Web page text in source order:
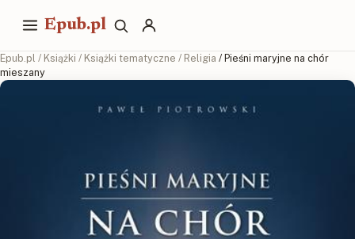
Epub.pl
Epub.pl / Książki / Książki tematyczne / Religia / Pieśni maryjne na chór
mieszany